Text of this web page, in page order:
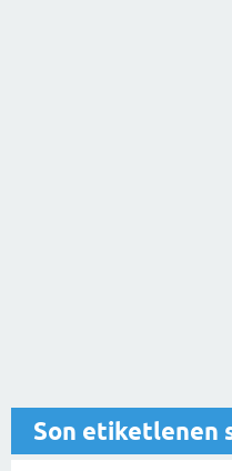
Son etiketlenen